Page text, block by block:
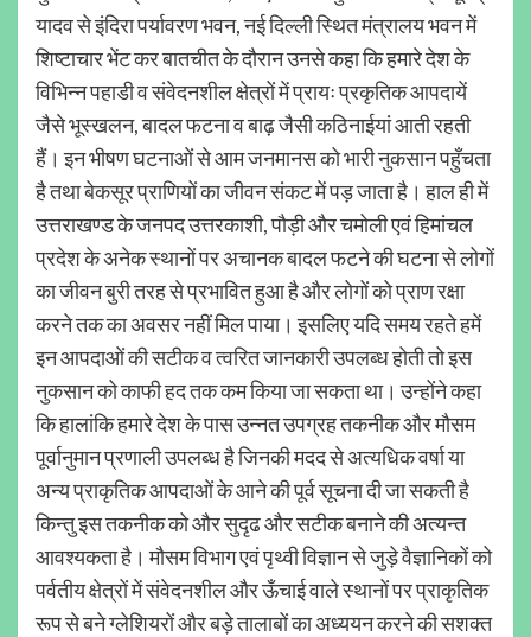
यादव से इंदिरा पर्यावरण भवन, नई दिल्ली स्थित मंत्रालय भवन में
शिष्टाचार भेंट कर बातचीत के दौरान उनसे कहा कि हमारे देश के
विभिन्न पहाडी व संवेदनशील क्षेत्रों में प्रायः प्रकृतिक आपदायें
जैसे भूस्खलन, बादल फटना व बाढ़ जैसी कठिनाईयां आती रहती
हैं। इन भीषण घटनाओं से आम जनमानस को भारी नुकसान पहुँचता
है तथा बेकसूर प्राणियों का जीवन संकट में पड़ जाता है। हाल ही में
उत्तराखण्ड के जनपद उत्तरकाशी, पौड़ी और चमोली एवं हिमांचल
प्रदेश के अनेक स्थानों पर अचानक बादल फटने की घटना से लोगों
का जीवन बुरी तरह से प्रभावित हुआ है और लोगों को प्राण रक्षा
करने तक का अवसर नहीं मिल पाया। इसलिए यदि समय रहते हमें
इन आपदाओं की सटीक व त्वरित जानकारी उपलब्ध होती तो इस
नुकसान को काफी हद तक कम किया जा सकता था। उन्होंने कहा
कि हालांकि हमारे देश के पास उन्नत उपग्रह तकनीक और मौसम
पूर्वानुमान प्रणाली उपलब्ध है जिनकी मदद से अत्यधिक वर्षा या
अन्य प्राकृतिक आपदाओं के आने की पूर्व सूचना दी जा सकती है
किन्तु इस तकनीक को और सुदृढ और सटीक बनाने की अत्यन्त
आवश्यकता है। मौसम विभाग एवं पृथ्वी विज्ञान से जुड़े वैज्ञानिकों को
पर्वतीय क्षेत्रों में संवेदनशील और ऊँचाई वाले स्थानों पर प्राकृतिक
रूप से बने ग्लेशियरों और बड़े तालाबों का अध्ययन करने की सशक्त